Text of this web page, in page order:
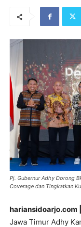
Pj. Gubernur Adhy Dorong
Coverage dan Tingkatkan
hariansidoarjo.com |
Jawa Timur Adhy